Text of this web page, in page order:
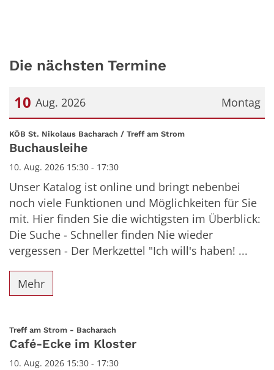
Die nächsten Termine
Montag
10 Aug. 2026
Datum: 10. August 2026
KÖB St. Nikolaus Bacharach / Treff am Strom:
Buchausleihe
10. Aug. 2026 15:30 - 17:30
Unser Katalog ist online und bringt nebenbei
noch viele Funktionen und Möglichkeiten für Sie
mit. Hier finden Sie die wichtigsten im Überblick:
Die Suche - Schneller finden Nie wieder
vergessen - Der Merkzettel "Ich will's haben! ...
Mehr
Treff am Strom - Bacharach
Café-Ecke im Kloster
10. Aug. 2026 15:30 - 17:30